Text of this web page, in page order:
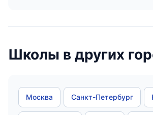
Школы в других
Москва Санкт-Петербург